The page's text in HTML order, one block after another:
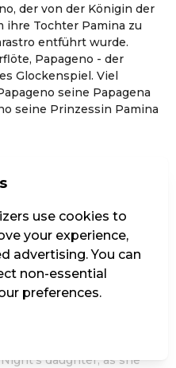
der von der Königin der
ihre Tochter Pamina zu
entführt wurde.
Papageno - der
Glockenspiel. Viel
seine Papagena
seine Prinzessin Pamina
Mozart - as a
German Duration:
Synopsis in English
office. Price € 1,-
Flute House". In this
in the garden of the
daughter, as she
use cookies to
your experience,
advertising. You can
non-essential
preferences.